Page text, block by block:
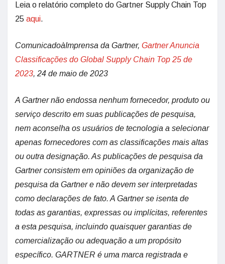
Leia o relatório completo do Gartner Supply Chain Top
25 aqui.
ComunicadoàImprensa da Gartner, Gartner Anuncia
Classificações do Global Supply Chain Top 25 de
2023, 24 de maio de 2023
A Gartner não endossa nenhum fornecedor, produto ou
serviço descrito em suas publicações de pesquisa,
nem aconselha os usuários de tecnologia a selecionar
apenas fornecedores com as classificações mais altas
ou outra designação. As publicações de pesquisa da
Gartner consistem em opiniões da organização de
pesquisa da Gartner e não devem ser interpretadas
como declarações de fato. A Gartner se isenta de
todas as garantias, expressas ou implícitas, referentes
a esta pesquisa, incluindo quaisquer garantias de
comercialização ou adequação a um propósito
específico. GARTNER é uma marca registrada e